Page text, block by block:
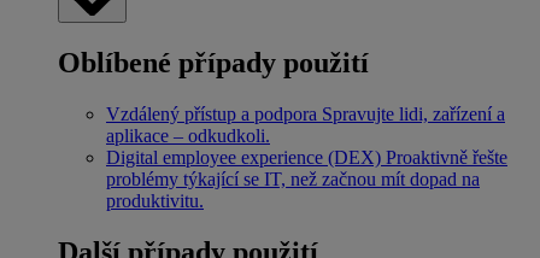
Oblíbené případy použití
Vzdálený přístup a podpora Spravujte lidi, zařízení a
aplikace – odkudkoli.
Digital employee experience (DEX) Proaktivně řešte
problémy týkající se IT, než začnou mít dopad na
produktivitu.